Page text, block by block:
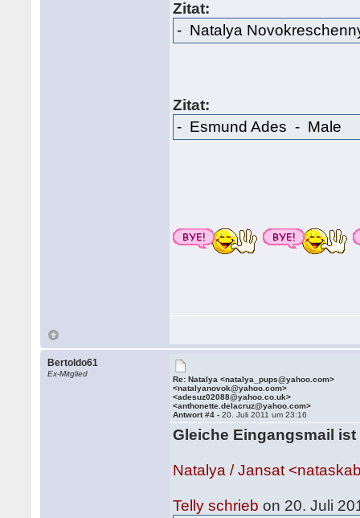
Zitat:
- Natalya
Zitat:
- Esmund Ades - Male
Bertoldo61
Ex-Mitglied
Re: Natalya <natalya_pups@yahoo.com>
<natalyanovok@yahoo.com>
<adesuz02088@yahoo.co.uk>
<anthonette.delacruz@yahoo.com>
Antwort #4 -20. Juli 2011 um 23:16
Gleiche Eingangsmail
Natalya / Jansat
Telly schrieb on 20. Juli